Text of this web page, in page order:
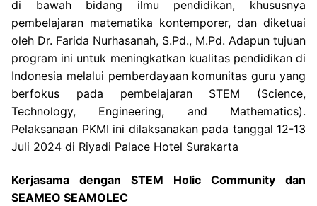
di bawah bidang ilmu pendidikan, khususnya
pembelajaran matematika kontemporer, dan diketuai
oleh Dr. Farida Nurhasanah, S.Pd., M.Pd. Adapun tujuan
program ini untuk meningkatkan kualitas pendidikan di
Indonesia melalui pemberdayaan komunitas guru yang
berfokus pada pembelajaran STEM (Science,
Technology, Engineering, and Mathematics).
Pelaksanaan PKMI ini dilaksanakan pada tanggal 12-13
Juli 2024 di Riyadi Palace Hotel Surakarta
Kerjasama dengan STEM Holic Community dan
SEAMEO SEAMOLEC